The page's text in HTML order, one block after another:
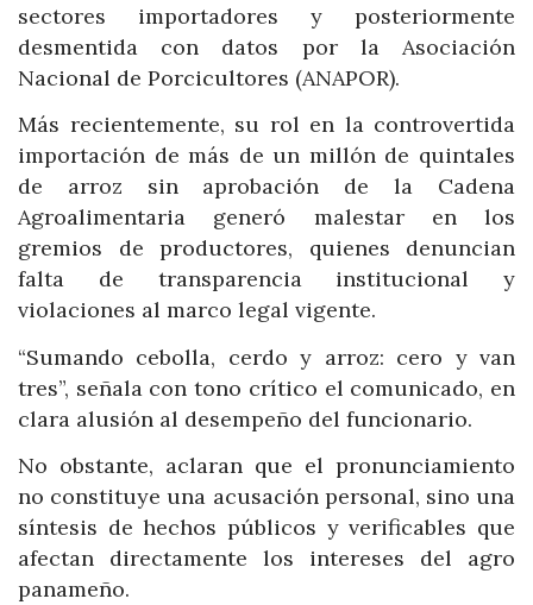
sectores importadores y posteriormente
desmentida con datos por la Asociación
Nacional de Porcicultores (ANAPOR).
Más recientemente, su rol en la controvertida
importación de más de un millón de quintales
de arroz sin aprobación de la Cadena
Agroalimentaria generó malestar en los
gremios de productores, quienes denuncian
falta de transparencia institucional y
violaciones al marco legal vigente.
“Sumando cebolla, cerdo y arroz: cero y van
tres”, señala con tono crítico el comunicado, en
clara alusión al desempeño del funcionario.
No obstante, aclaran que el pronunciamiento
no constituye una acusación personal, sino una
síntesis de hechos públicos y verificables que
afectan directamente los intereses del agro
panameño.